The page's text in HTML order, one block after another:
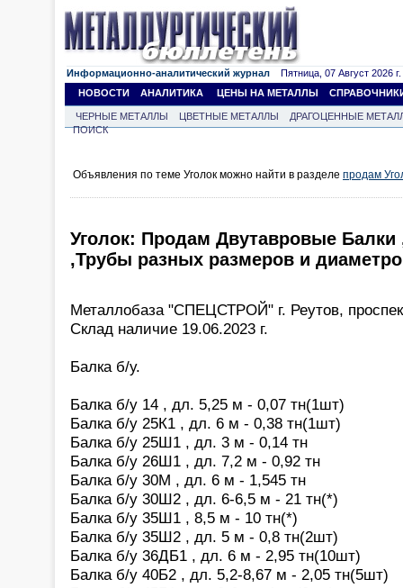
Информационно-аналитический журнал Пятница, 07 Август 2026 г.
НОВОСТИ
АНАЛИТИКА ЦЕНЫ НА МЕТАЛЛЫ
ЧЕРНЫЕ МЕТАЛЛЫ ЦВЕТНЫЕ МЕТАЛЛЫ
ДРАГОЦЕННЫЕ
ПОИСК
Объявления по теме Уголок можно найти в разделе продам
Уголок: Продам Двутавровые
,Трубы разных размеров и
Металлобаза "СПЕЦСТРОЙ" г. Реутов,
Склад наличие 19.06.2023 г.
Балка б/у.
Балка б/у 14 , дл. 5,25 м - 0,07 тн(1шт)
Балка б/у 25К1 , дл. 6 м - 0,38 тн(1шт)
Балка б/у 25Ш1 , дл. 3 м - 0,14 тн
Балка б/у 26Ш1 , дл. 7,2 м - 0,92 тн
Балка б/у 30М , дл. 6 м - 1,545 тн
Балка б/у 30Ш2 , дл. 6-6,5 м - 21 тн(*)
Балка б/у 35Ш1 , 8,5 м - 10 тн(*)
Балка б/у 35Ш2 , дл. 5 м - 0,8 тн(2шт)
Балка б/у 36ДБ1 , дл. 6 м - 2,95 тн(10шт)
Балка б/у 40Б2 , дл. 5,2-8,67 м - 2,05 тн(5шт)